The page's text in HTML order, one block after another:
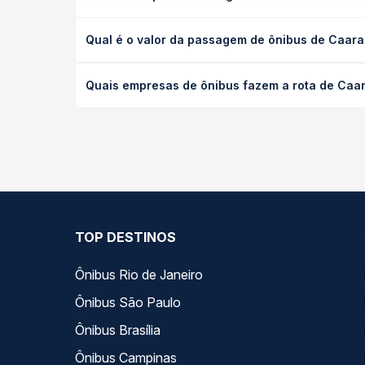
executivo ou leito) e as condições de tráfego. Na
Qual é o valor da passagem de ônibus de
de poltrona e a antecedência da compra. Na
Quais empresas de ônibus fazem a rota de
TOP DESTINOS
Ônibus Rio de Janeiro
Ônibus São Paulo
Ônibus Brasília
Ônibus Campinas